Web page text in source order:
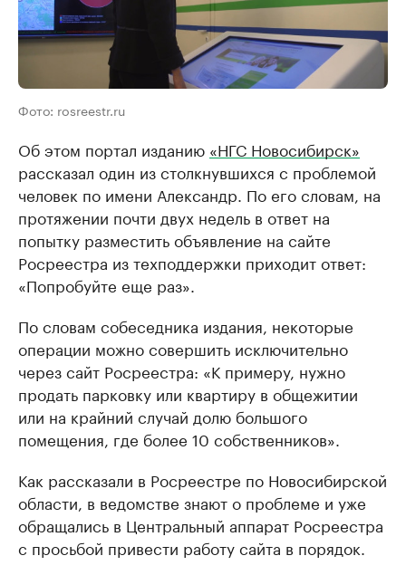
Фото: rosreestr.ru
Об этом портал изданию «НГС Новосибирск»
рассказал один из столкнувшихся с проблемой
человек по имени Александр. По его словам, на
протяжении почти двух недель в ответ на
попытку разместить объявление на сайте
Росреестра из техподдержки приходит ответ:
«Попробуйте еще раз».
По словам собеседника издания, некоторые
операции можно совершить исключительно
через сайт Росреестра: «К примеру, нужно
продать парковку или квартиру в общежитии
или на крайний случай долю большого
помещения, где более 10 собственников».
Как рассказали в Росреестре по Новосибирской
области, в ведомстве знают о проблеме и уже
обращались в Центральный аппарат Росреестра
с просьбой привести работу сайта в порядок.